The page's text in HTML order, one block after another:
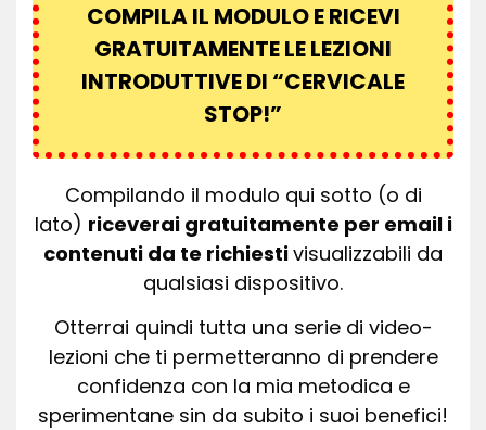
COMPILA IL MODULO E RICEVI
GRATUITAMENTE LE LEZIONI
INTRODUTTIVE DI “CERVICALE
STOP!”
Compilando il modulo qui sotto (o di
lato) riceverai gratuitamente per email i
contenuti da te richiestivisualizzabili da
qualsiasi dispositivo.
Otterrai quindi tutta una serie di video-
lezioni che ti permetteranno di prendere
confidenza con la mia metodica e
sperimentane sin da subito i suoi benefici!